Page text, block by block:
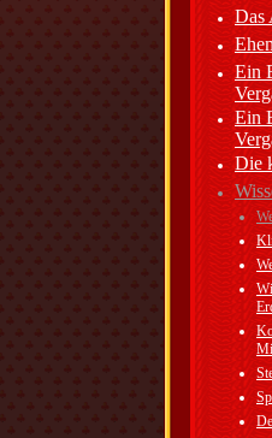
Das
Ein
Ein
Die